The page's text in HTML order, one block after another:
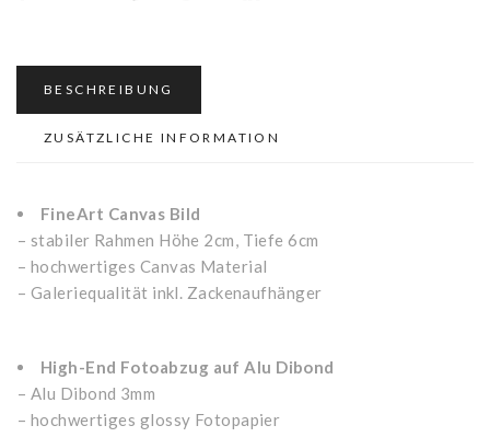
BESCHREIBUNG
ZUSÄTZLICHE INFORMATION
FineArt Canvas Bild
– stabiler Rahmen Höhe 2cm, Tiefe 6cm
– hochwertiges Canvas Material
– Galeriequalität inkl. Zackenaufhänger
High-End Fotoabzug auf Alu Dibond
– Alu Dibond 3mm
– hochwertiges glossy Fotopapier